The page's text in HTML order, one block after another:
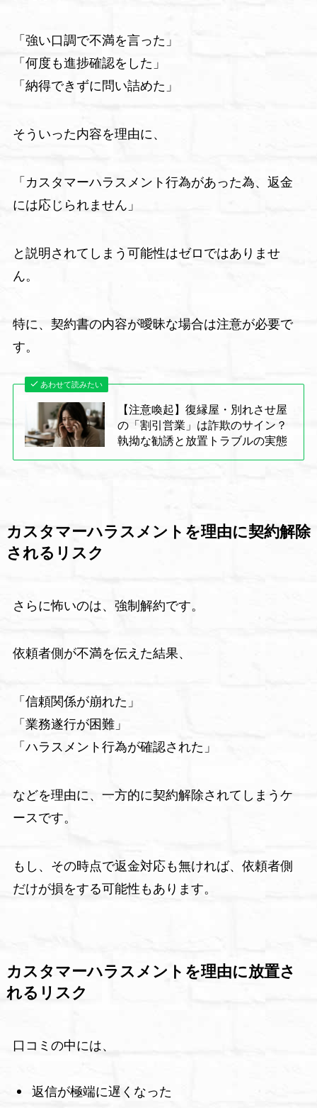
「強い口調で不満を言った」
「何度も進捗確認をした」
「納得できずに問い詰めた」
そういった内容を理由に、
「カスタマーハラスメント行為があった為、返金
には応じられません」
と説明されてしまう可能性はゼロではありませ
ん。
特に、契約書の内容が曖昧な場合は注意が必要で
す。
あわせて読みたい
【注意喚起】復縁屋・別れさせ屋
の「割引営業」は詐欺のサイン？
執拗な勧誘と放置トラブルの実態
カスタマーハラスメントを理由に契約解除
されるリスク
さらに怖いのは、強制解約です。
依頼者側が不満を伝えた結果、
「信頼関係が崩れた」
「業務遂行が困難」
「ハラスメント行為が確認された」
などを理由に、一方的に契約解除されてしまうケ
ースです。
もし、その時点で返金対応も無ければ、依頼者側
だけが損をする可能性もあります。
カスタマーハラスメントを理由に放置さ
れるリスク
口コミの中には、
返信が極端に遅くなった